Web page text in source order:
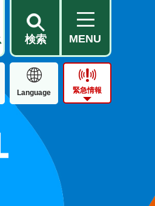
検索 MENU
・戸籍 公営住宅
Language 緊急情報